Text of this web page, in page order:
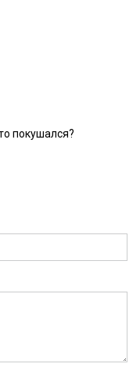
покушался?